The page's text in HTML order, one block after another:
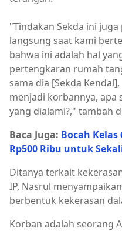
"Tindakan Sekda ini
langsung saat kami
bahwa ini adalah hal
pertengkaran rumah
sama dia [Sekda
menjadi korbannya, apa
yang dialami?," tambah
Baca Juga: Bocah Kelas
Rp500 Ribu untuk
Ditanya terkait
IP, Nasrul
berbentuk kekerasan
Korban adalah seorang